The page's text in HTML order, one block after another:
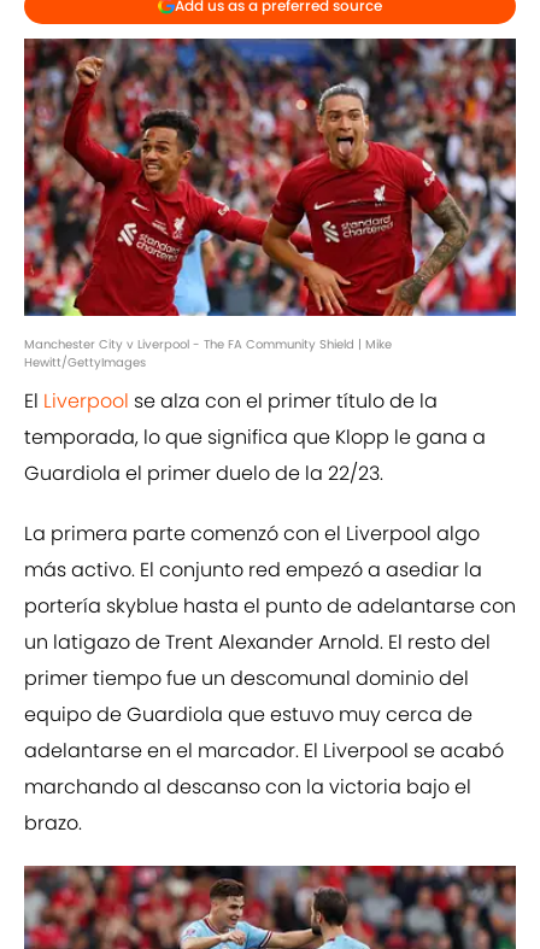
Add us as a preferred source
Manchester City v Liverpool - The FA Community Shield | Mike
Hewitt/GettyImages
El Liverpool se alza con el primer título de la
temporada, lo que significa que Klopp le gana a
Guardiola el primer duelo de la 22/23.
La primera parte comenzó con el Liverpool algo
más activo. El conjunto red empezó a asediar la
portería skyblue hasta el punto de adelantarse con
un latigazo de Trent Alexander Arnold. El resto del
primer tiempo fue un descomunal dominio del
equipo de Guardiola que estuvo muy cerca de
adelantarse en el marcador. El Liverpool se acabó
marchando al descanso con la victoria bajo el
brazo.